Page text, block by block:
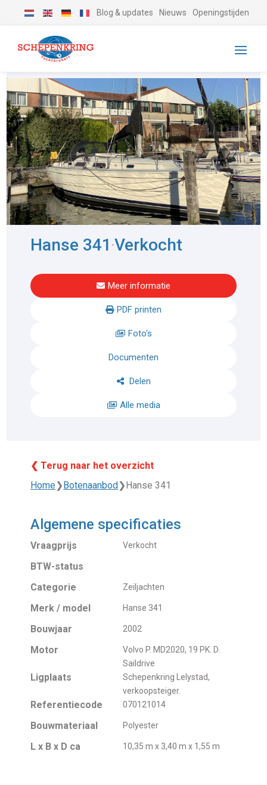
Blog & updates Nieuws Openingstijden
Hanse 341 -Verkocht
Meer informatie
PDF printen
Foto's
Documenten
Delen
Alle media
❮ Terug naar het overzicht
Home❯ Botenaanbod ❯ Hanse 341
Algemene specificaties
Vraagprijs Verkocht
BTW-status
Categorie
Zeiljachten
Merk / model Hanse 341
Bouwjaar 2002
Motor
Volvo P. MD2020, 19 PK. D.
Saildrive
Ligplaats
Schepenkring Lelystad,
verkoopsteiger.
Referentiecode 070121014
Bouwmateriaal Polyester
L x B x D ca 10,35 m x 3,40 m x 1,55 m